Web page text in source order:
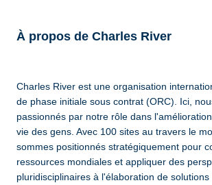
À propos de Charles River
Charles River est une organisation
de phase initiale sous contrat (ORC). Ici,
passionnés par notre rôle dans
vie des gens. Avec 100 sites au travers le
sommes positionnés stratégiquement pour
ressources mondiales et appliquer des
pluridisciplinaires à l'élaboration de